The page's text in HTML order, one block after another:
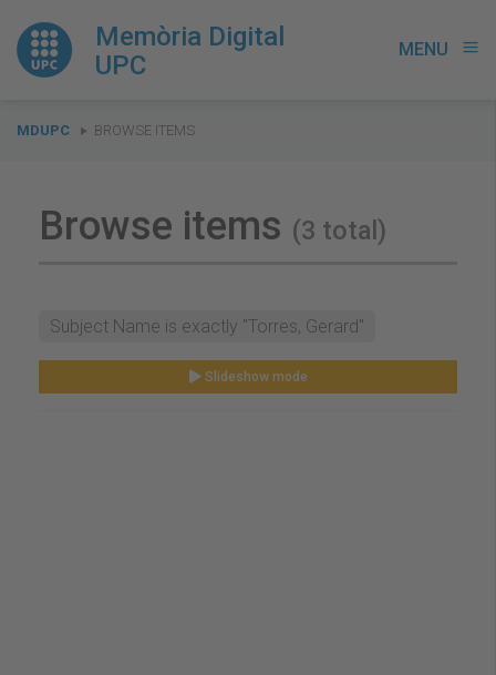
Memòria Digital
UPC
MENU menu
You
MDUPC BROWSE ITEMS
Browse items (3 total)
Subject Name is exactly "Torres, Gerard"
Slideshow mode